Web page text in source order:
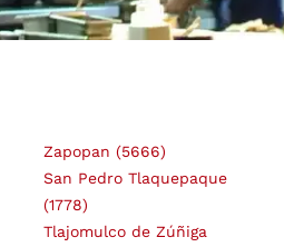
Zapopan (5666)
San Pedro Tlaquepaque
(1778)
Tlajomulco de Zúñiga